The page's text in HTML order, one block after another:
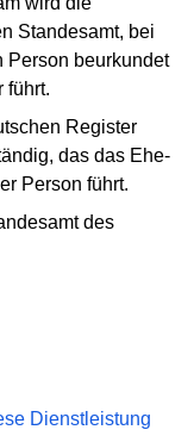
Standesamt, bei
Person beurkundet
führt.
Register
das das Ehe-
Person führt.
des
Dienstleistung